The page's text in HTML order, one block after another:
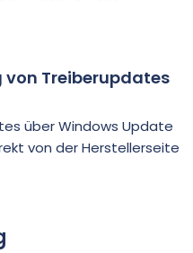
von Treiberupdates
über Windows Update
von der Herstellerseite